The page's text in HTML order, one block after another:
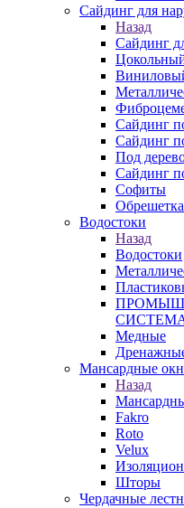
Сайдинг для
Назад
Сайдинг
Сайдинг
Сайдинг
Под
Сайдинг
Софиты
Обрешетка
Водостоки
Назад
Водостоки
Медные
Мансардные
Назад
Fakro
Roto
Velux
Шторы
Чердачные